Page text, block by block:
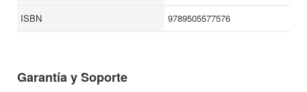
ISBN
9789505577576
Garantía y Soporte